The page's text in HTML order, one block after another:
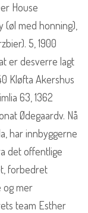
House
(øl med honning),
5, 1900
er desverre lagt
Kløfta Akershus
63, 1362
Ødegaardv. Nå
har innbyggerne
det offentlige
forbedret
og mer
team Esther